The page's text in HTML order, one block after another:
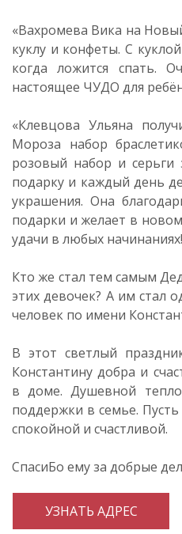
«Вахромева Вика на
куклу и конфеты. С
когда ложится спать.
настоящее ЧУДО для
«Клевцова Ульяна
Мороза набор
розовый набор и серьги
подарку и каждый день
украшения. Она
подарки и желает в
удачи в любых
Кто же стал тем самым
этих девочек? А им стал
человек по имени
В этот светлый
Константину добра и
в доме. Душевной
поддержки в семье.
спокойной и счастливой.
СпасиБо ему за добрые
УЗНАТЬ АДРЕС